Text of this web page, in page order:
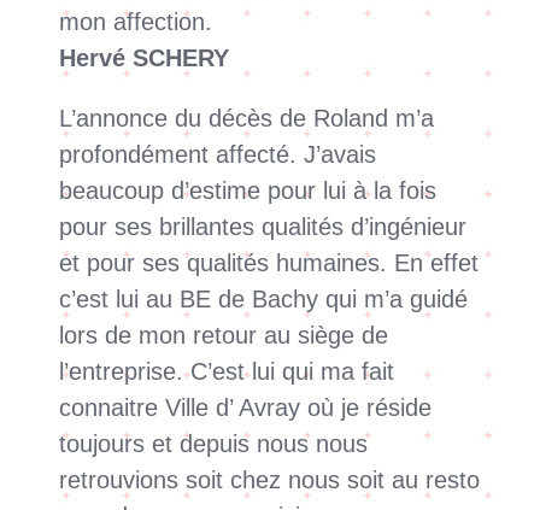
mon affection.
Hervé SCHERY
L’annonce du décès de Roland m’a
profondément affecté. J’avais
beaucoup d’estime pour lui à la fois
pour ses brillantes qualités d’ingénieur
et pour ses qualités humaines. En effet
c’est lui au BE de Bachy qui m’a guidé
lors de mon retour au siège de
l’entreprise. C’est lui qui ma fait
connaitre Ville d’ Avray où je réside
toujours et depuis nous nous
retrouvions soit chez nous soit au resto